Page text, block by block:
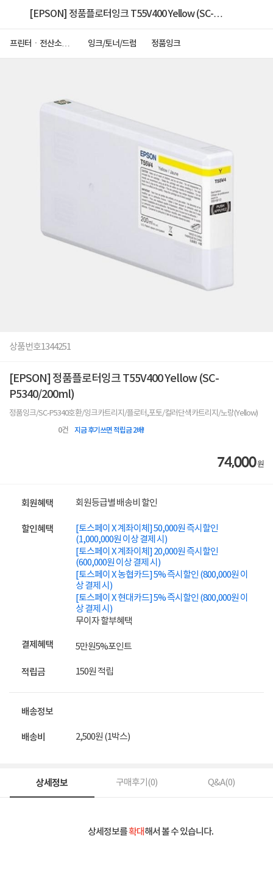
[EPSON] 정품플로터잉크 T55V400 Yellow (SC-
프린터ㆍ전산소모
잉크/토너/드럼 정품잉크
상품번호1344251
[EPSON] 정품플로터잉크 T55V400 Yellow (SC-
P5340/200ml)
정품잉크/SC-P5340호환/잉크카트리지/플로터,포토/컬러단색카트리지/노랑(Yellow)
0건 지금 후기쓰면 적립금 2배!
74,000원
회원혜택 회원등급별 배송비 할인
할인혜택
[토스페이 X 계좌이체] 50,000원 즉시할인
(1,000,000원 이상 결제 시)
[토스페이 X 계좌이체] 20,000원 즉시할인
(600,000원 이상 결제 시)
[토스페이 X 농협카드] 5% 즉시할인 (800,000원 이
상 결제 시)
[토스페이 X 현대카드] 5% 즉시할인 (800,000원 이
상 결제 시)
무이자 할부혜택
결제혜택 5만원5%포인트
적립금 150원 적립
배송정보
배송비 2,500원 (1박스)
상세정보 구매후기(0) Q&A(0)
상세정보를확대해서 볼 수 있습니다.